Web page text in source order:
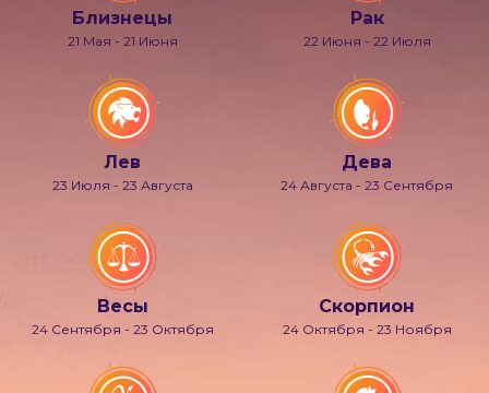
Близнецы
21 Мая - 21 Июня
Рак
22 Июня - 22 Июля
Лев
23 Июля - 23 Августа
Дева
24 Августа - 23 Сентября
Весы
24 Сентября - 23 Октября
Скорпион
24 Октября - 23 Ноября